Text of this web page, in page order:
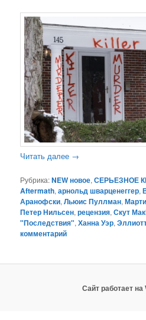
Читать далее →
Рубрика:NEW новое,СЕРЬЕЗНОЕ
Aftermath,арнольд шварценеггер,
Аранофски,Льюис Пуллман,
Петер Нильсен,рецензия,Скут
"Последствия",Ханна Уэр,
комментарий
Сайт работает